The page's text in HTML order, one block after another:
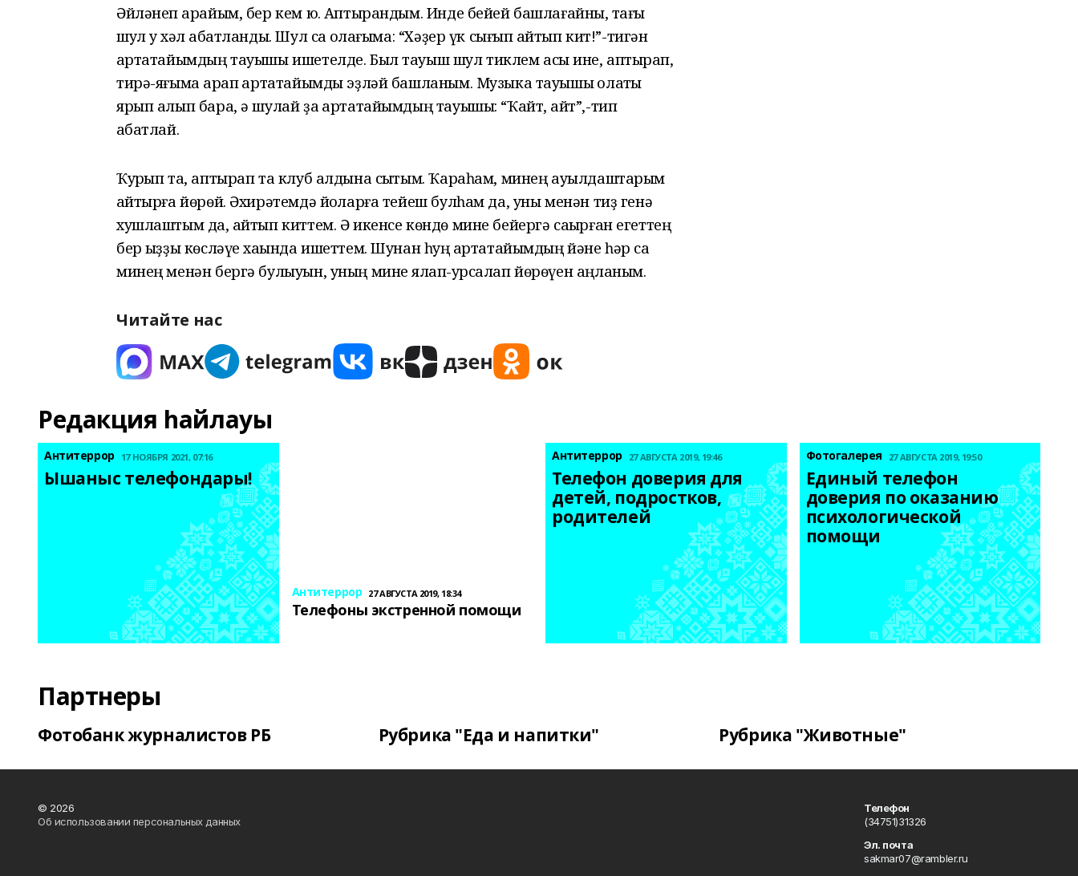
Әйләнеп ҡарайым, бер кем юҡ. Аптырандым. Инде бейей башлағайныҡ, тағы
шул уҡ хәл ҡабатланды. Шул саҡ ҡолағыма: “Хәҙер үк сығып ҡайтып кит!”-тигән
ҡартатайымдың тауышы ишетелде. Был тауыш шул тиклем асыҡ ине, аптырап,
тирә-яғыма ҡарап ҡартатайымды эҙләй башланым. Музыка тауышы ҡолаҡты
ярып алып бара, ә шулай ҙа ҡартатайымдың тауышы: “Ҡайт, ҡайт”,-тип
ҡабатлай.
Ҡурҡып та, аптырап та клуб алдына сыҡтым. Ҡараһам, минең ауылдаштарым
ҡайтырға йөрөй. Әхирәтемдә йоҡларға тейеш булһам да, уны менән тиҙ генә
хушлаштым да, ҡайтып киттем. Ә икенсе көндө мине бейергә саҡырған егеттең
бер ҡыҙҙы көсләүе хаҡында ишеттем. Шунан һуң ҡартатайымдың йәне һәр саҡ
минең менән бергә булыуын, уның мине яҡлап-ҡурсалап йөрөүен аңланым.
Читайте нас
Редакция һайлауы
Антитеррор 17 НОЯБРЯ 2021, 07:16
Ышаныс телефондары!
Антитеррор 27 АВГУСТА 2019, 18:34
Телефоны экстренной помощи
Антитеррор 27 АВГУСТА 2019, 19:46
Телефон доверия для
детей, подростков,
родителей
Фотогалерея 27 АВГУСТА 2019, 19:50
Единый телефон
доверия по оказанию
психологической
помощи
Партнеры
Фотобанк журналистов РБ Рубрика "Еда и напитки" Рубрика "Животные"
© 2026
Об использовании персональных данных
Телефон
(34751)31326
Эл. почта
sakmar07@rambler.ru